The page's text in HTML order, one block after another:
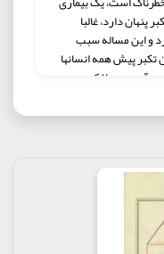
دارد، غالبا
و این مساله سبب
پیش همه انسانها
معمولا کسی
می شود. در حالی که
رفتار انسان به جای
قرار داد.
طرفداران حق باید از
وجود تکبر پنهان در